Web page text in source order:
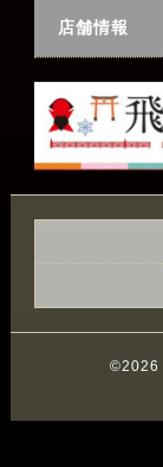
店舗情報
©2026